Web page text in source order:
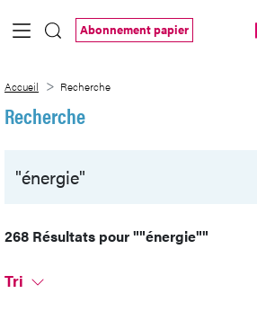
Saut au contenu principal
Abonnement papier
Accueil Recherche
Recherche
268 Résultats pour""énergie""
Tri